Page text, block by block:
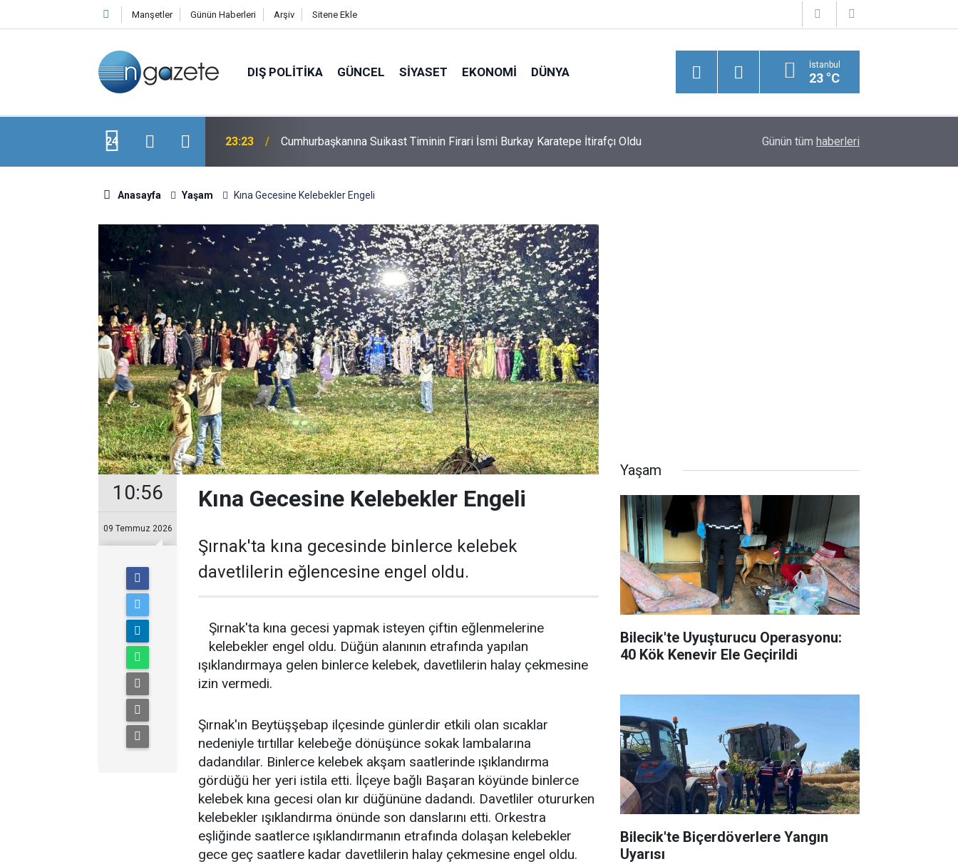
Manşetler Günün Haberleri Arşiv Sitene Ekle
DIŞ POLITIKA GÜNCEL SIYASET EKONOMI DÜNYA İstanbul
23 °C
24
Tek Kelimelik Yanıt! "Bekleyin" 23:23 Cumhurbaşkanına Suikast Timinin Firari İsmi Burkay Karatepe İtirafçı Oldu
Teklifi | Selçuk Özdağ (PART 2)
Günün tüm haberleri
Anasayfa Yaşam Kına Gecesine Kelebekler Engeli
10:56
09 Temmuz 2026
Kına Gecesine Kelebekler Engeli
Şırnak'ta kına gecesinde binlerce kelebek
davetlilerin eğlencesine engel oldu.
Şırnak'ta kına gecesi yapmak isteyen çiftin eğlenmelerine
kelebekler engel oldu. Düğün alanının etrafında yapılan
ışıklandırmaya gelen binlerce kelebek, davetlilerin halay çekmesine
izin vermedi.
Şırnak'ın Beytüşşebap ilçesinde günlerdir etkili olan sıcaklar
nedeniyle tırtıllar kelebeğe dönüşünce sokak lambalarına
dadandılar. Binlerce kelebek akşam saatlerinde ışıklandırma
gördüğü her yeri istila etti. İlçeye bağlı Başaran köyünde binlerce
kelebek kına gecesi olan kır düğününe dadandı. Davetliler otururken
kelebekler ışıklandırma önünde son danslarını etti. Orkestra
eşliğinde saatlerce ışıklandırmanın etrafında dolaşan kelebekler
gece geç saatlere kadar davetlilerin halay çekmesine engel oldu.
Yaşam
Bilecik'te Uyuşturucu Operasyonu:
40 Kök Kenevir Ele Geçirildi
Bilecik'te Biçerdöverlere Yangın
Uyarısı